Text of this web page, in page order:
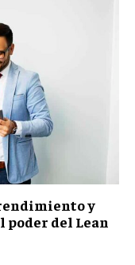
y
poder del Lean